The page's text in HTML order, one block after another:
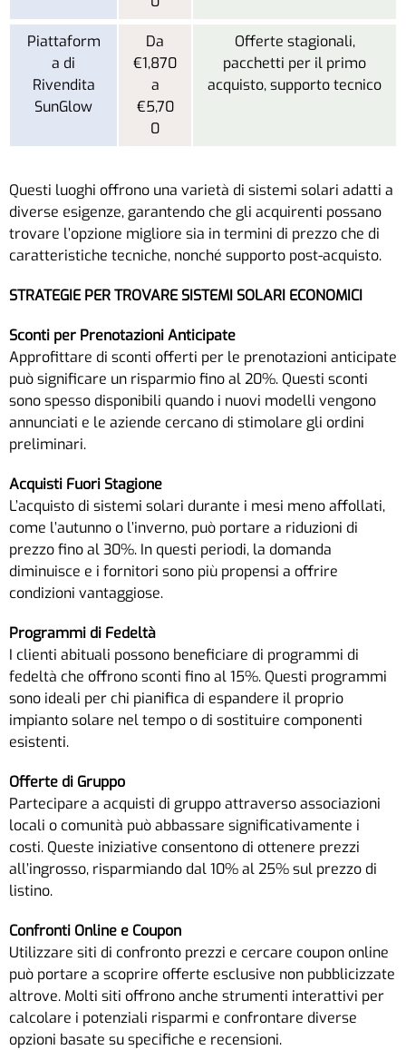
Piattaform
a di
Rivendita
SunGlow
Da
€1,870
a
€5,70
0
Offerte stagionali,
pacchetti per il primo
acquisto, supporto tecnico
Questi luoghi offrono una varietà di sistemi solari adatti a
diverse esigenze, garantendo che gli acquirenti possano
trovare l’opzione migliore sia in termini di prezzo che di
caratteristiche tecniche, nonché supporto post-acquisto.
STRATEGIE PER TROVARE SISTEMI SOLARI ECONOMICI
Sconti per Prenotazioni Anticipate
Approfittare di sconti offerti per le prenotazioni anticipate
può significare un risparmio fino al 20%. Questi sconti
sono spesso disponibili quando i nuovi modelli vengono
annunciati e le aziende cercano di stimolare gli ordini
preliminari.
Acquisti Fuori Stagione
L’acquisto di sistemi solari durante i mesi meno affollati,
come l’autunno o l’inverno, può portare a riduzioni di
prezzo fino al 30%. In questi periodi, la domanda
diminuisce e i fornitori sono più propensi a offrire
condizioni vantaggiose.
Programmi di Fedeltà
I clienti abituali possono beneficiare di programmi di
fedeltà che offrono sconti fino al 15%. Questi programmi
sono ideali per chi pianifica di espandere il proprio
impianto solare nel tempo o di sostituire componenti
esistenti.
Offerte di Gruppo
Partecipare a acquisti di gruppo attraverso associazioni
locali o comunità può abbassare significativamente i
costi. Queste iniziative consentono di ottenere prezzi
all’ingrosso, risparmiando dal 10% al 25% sul prezzo di
listino.
Confronti Online e Coupon
Utilizzare siti di confronto prezzi e cercare coupon online
può portare a scoprire offerte esclusive non pubblicizzate
altrove. Molti siti offrono anche strumenti interattivi per
calcolare i potenziali risparmi e confrontare diverse
opzioni basate su specifiche e recensioni.